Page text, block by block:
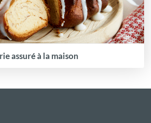
assuré à la maison